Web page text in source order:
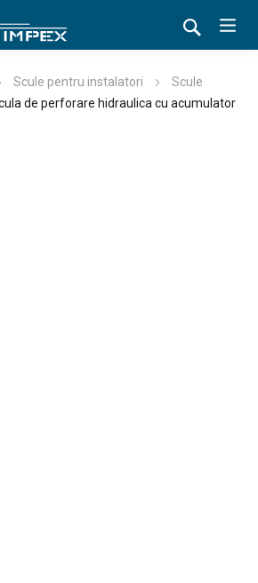
Scule pentru instalatori
Scule
de perforare hidraulica cu acumulator